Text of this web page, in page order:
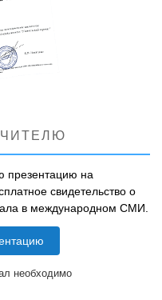
презентацию на
свидетельство о
в международном СМИ.
необходимо